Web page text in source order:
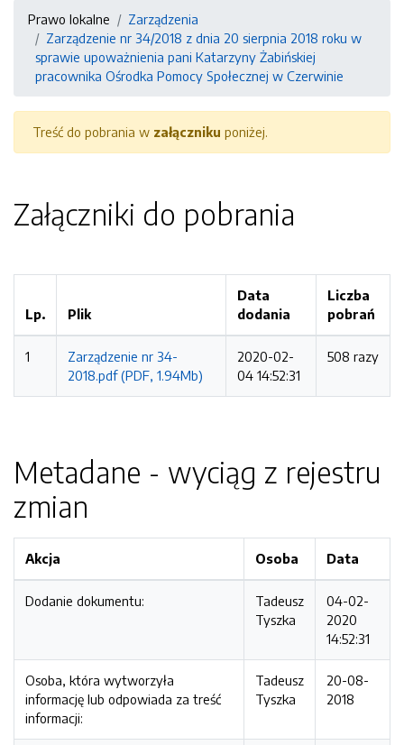
Prawo lokalne
Zarządzenia
Zarządzenie nr 34/2018 z dnia 20 sierpnia 2018 roku w
sprawie upoważnienia pani Katarzyny Żabińskiej
pracownika Ośrodka Pomocy Społecznej w Czerwinie
Treść do pobrania w załączniku poniżej.
Załączniki do pobrania
Lp. Plik
Data
dodania
Liczba
pobrań
1
Zarządzenie nr 34-
2018.pdf (PDF, 1.94Mb)
2020-02-
04 14:52:31
508 razy
Metadane - wyciąg z rejestru
zmian
Akcja Osoba Data
Dodanie dokumentu:
Tadeusz
Tyszka
04-02-
2020
14:52:31
Osoba, która wytworzyła
informację lub odpowiada za treść
informacji:
Tadeusz
Tyszka
20-08-
2018